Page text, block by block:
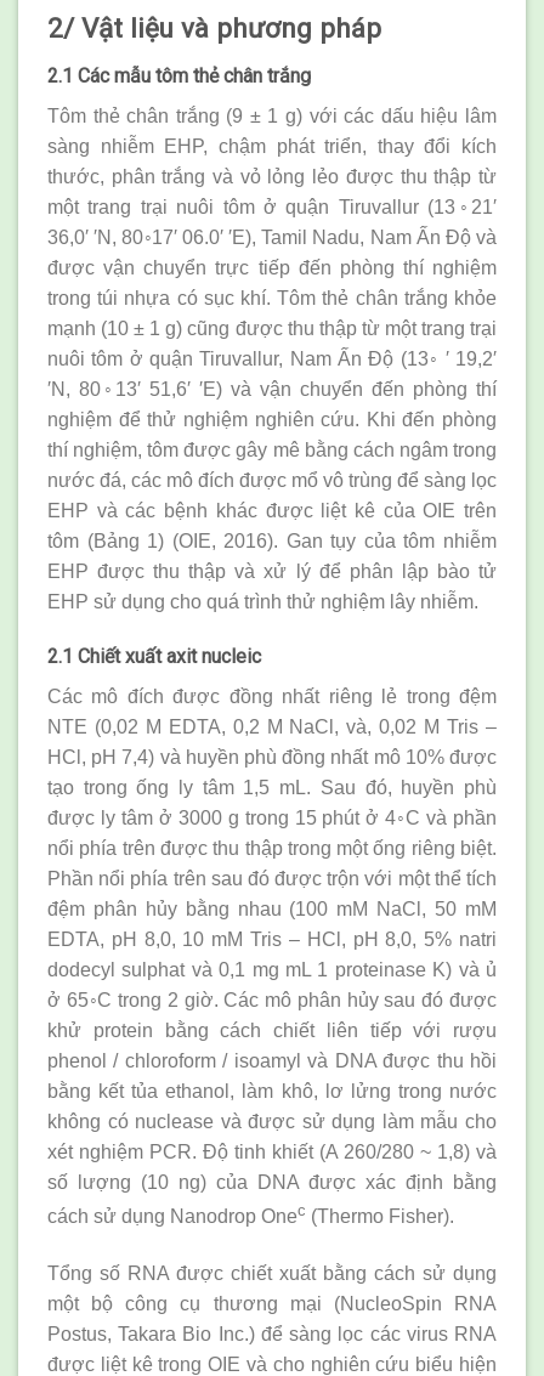
2/ Vật liệu và phương pháp
2.1 Các mẫu tôm thẻ chân trắng
Tôm thẻ chân trắng (9 ± 1 g) với các dấu hiệu lâm
sàng nhiễm EHP, chậm phát triển, thay đổi kích
thước, phân trắng và vỏ lỏng lẻo được thu thập từ
một trang trại nuôi tôm ở quận Tiruvallur (13◦21′
36,0′ ′N, 80◦17′ 06.0′ ′E), Tamil Nadu, Nam Ấn Độ và
được vận chuyển trực tiếp đến phòng thí nghiệm
trong túi nhựa có sục khí. Tôm thẻ chân trắng khỏe
mạnh (10 ± 1 g) cũng được thu thập từ một trang trại
nuôi tôm ở quận Tiruvallur, Nam Ấn Độ (13◦ ′ 19,2′
′N, 80◦13′ 51,6′ ′E) và vận chuyển đến phòng thí
nghiệm để thử nghiệm nghiên cứu. Khi đến phòng
thí nghiệm, tôm được gây mê bằng cách ngâm trong
nước đá, các mô đích được mổ vô trùng để sàng lọc
EHP và các bệnh khác được liệt kê của OIE trên
tôm (Bảng 1) (OIE, 2016). Gan tụy của tôm nhiễm
EHP được thu thập và xử lý để phân lập bào tử
EHP sử dụng cho quá trình thử nghiệm lây nhiễm.
2.1 Chiết xuất axit nucleic
Các mô đích được đồng nhất riêng lẻ trong đệm
NTE (0,02 M EDTA, 0,2 M NaCl, và, 0,02 M Tris –
HCl, pH 7,4) và huyền phù đồng nhất mô 10% được
tạo trong ống ly tâm 1,5 mL. Sau đó, huyền phù
được ly tâm ở 3000 g trong 15 phút ở 4◦C và phần
nổi phía trên được thu thập trong một ống riêng biệt.
Phần nổi phía trên sau đó được trộn với một thể tích
đệm phân hủy bằng nhau (100 mM NaCl, 50 mM
EDTA, pH 8,0, 10 mM Tris – HCl, pH 8,0, 5% natri
dodecyl sulphat và 0,1 mg mL 1 proteinase K) và ủ
ở 65◦C trong 2 giờ. Các mô phân hủy sau đó được
khử protein bằng cách chiết liên tiếp với rượu
phenol / chloroform / isoamyl và DNA được thu hồi
bằng kết tủa ethanol, làm khô, lơ lửng trong nước
không có nuclease và được sử dụng làm mẫu cho
xét nghiệm PCR. Độ tinh khiết (A 260/280 ~ 1,8) và
số lượng (10 ng) của DNA được xác định bằng
cách sử dụng Nanodrop Onec (Thermo Fisher).
Tổng số RNA được chiết xuất bằng cách sử dụng
một bộ công cụ thương mại (NucleoSpin RNA
Postus, Takara Bio Inc.) để sàng lọc các virus RNA
được liệt kê trong OIE và cho nghiên cứu biểu hiện